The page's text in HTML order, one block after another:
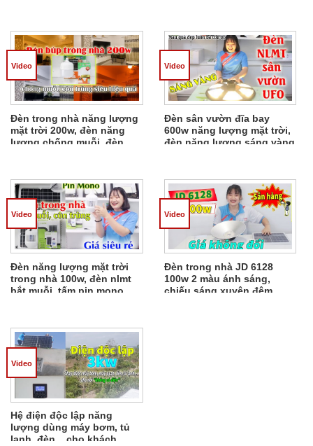
Đèn trong nhà năng lượng
mặt trời 200w, đèn năng
lượng chống muỗi, đèn
Video
Đèn sân vườn đĩa bay
600w năng lượng mặt trời,
đèn năng lượng sáng vàng
Video
Đèn năng lượng mặt trời
trong nhà 100w, đèn nlmt
bắt muỗi, tấm pin mono
Video
Đèn trong nhà JD 6128
100w 2 màu ánh sáng,
chiếu sáng xuyên đêm
Video
Hệ điện độc lập năng
lượng dùng máy bơm, tủ
lạnh, đèn,...cho khách
Video